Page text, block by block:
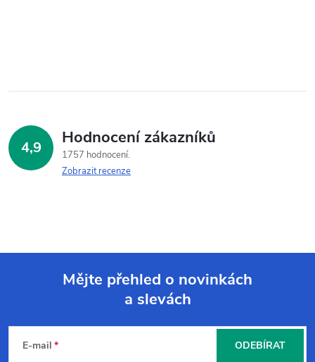
4,9 Hodnocení zákazníků
1757 hodnocení
Zobrazit recenze
Mějte přehled o novinkách
a slevách
E-mail ODEBÍRAT